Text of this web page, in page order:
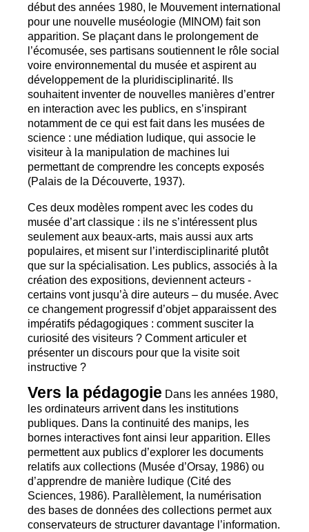
début des années 1980, le Mouvement international
pour une nouvelle muséologie (MINOM) fait son
apparition. Se plaçant dans le prolongement de
l’écomusée, ses partisans soutiennent le rôle social
voire environnemental du musée et aspirent au
développement de la pluridisciplinarité. Ils
souhaitent inventer de nouvelles manières d’entrer
en interaction avec les publics, en s’inspirant
notamment de ce qui est fait dans les musées de
science : une médiation ludique, qui associe le
visiteur à la manipulation de machines lui
permettant de comprendre les concepts exposés
(Palais de la Découverte, 1937).
Ces deux modèles rompent avec les codes du
musée d’art classique : ils ne s’intéressent plus
seulement aux beaux-arts, mais aussi aux arts
populaires, et misent sur l’interdisciplinarité plutôt
que sur la spécialisation. Les publics, associés à la
création des expositions, deviennent acteurs -
certains vont jusqu’à dire auteurs – du musée. Avec
ce changement progressif d’objet apparaissent des
impératifs pédagogiques : comment susciter la
curiosité des visiteurs ? Comment articuler et
présenter un discours pour que la visite soit
instructive ?
Vers la pédagogie Dans les années 1980,
les ordinateurs arrivent dans les institutions
publiques. Dans la continuité des manips, les
bornes interactives font ainsi leur apparition. Elles
permettent aux publics d’explorer les documents
relatifs aux collections (Musée d’Orsay, 1986) ou
d’apprendre de manière ludique (Cité des
Sciences, 1986). Parallèlement, la numérisation
des bases de données des collections permet aux
conservateurs de structurer davantage l’information.